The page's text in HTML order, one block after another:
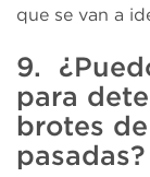
que se van a
9.
para
brotes
pasadas?